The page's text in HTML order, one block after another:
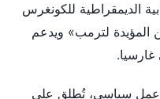
الديمقراطية للكونغرس
المؤيدة لترمب» ويدعم
عمل سياسي، تُطلق على